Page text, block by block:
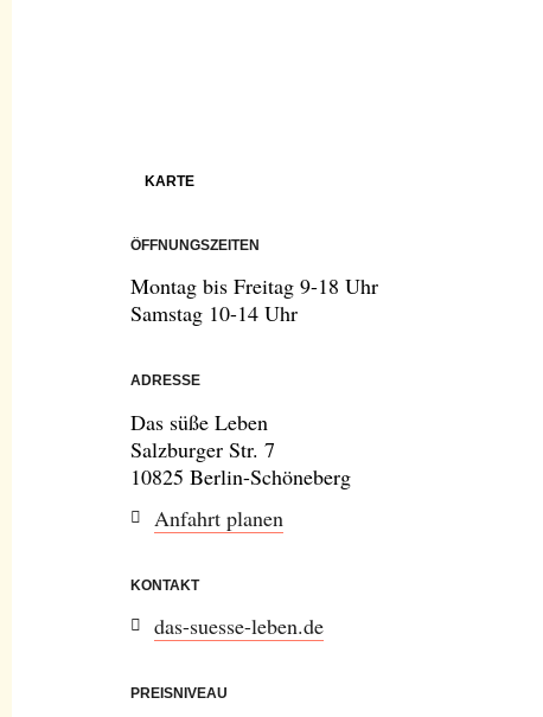
KARTE
ÖFFNUNGSZEITEN
Montag bis Freitag 9-18 Uhr
Samstag 10-14 Uhr
ADRESSE
Das süße Leben
Salzburger Str. 7
10825 Berlin-Schöneberg
Anfahrt planen
KONTAKT
das-suesse-leben.de
PREISNIVEAU